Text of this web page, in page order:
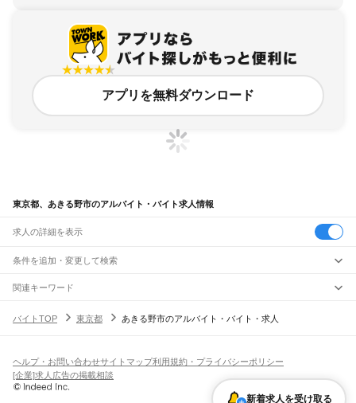
アプリを無料ダウンロード
東京都、あきる野市のアルバイト・バイト求人情報
求人の詳細を表示
条件を追加・変更して検索
市区町村を追加・変更
東京都すべて
世田谷区渋谷区中野区 杉並区豊島区北区 荒川区 板橋区練馬区足立区
江戸川区
昭島市 調布市町田市 小金井市
駅を追加・変更
東京駅 新橋駅品川駅
JR山手線
大崎駅 五反田駅 代々木駅新宿駅 新大久保駅
飲食・フードサービス
飲食・フードサービス
ホールスタッフ
皿洗い・洗い場精肉・鮮魚加工
バー（BAR）・バーテンダー
特徴を追加・変更
人気
関連キーワード
東京都 あきる野市 本
東京都 あきる野市 下草花
バイトTOP 東京都 あきる野市のアルバイト・バイト・求人
新着求人を受け取る
ヘルプ・お問い合わせサイトマップ利用規約・プライバシーポリシー
[企業]求人広告の掲載相談